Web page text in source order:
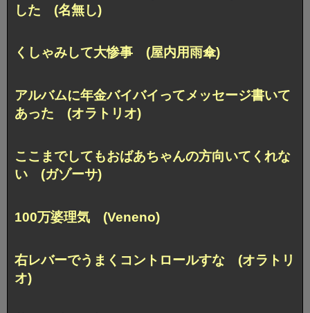
した (名無し)
くしゃみして大惨事 (屋内用雨傘)
アルバムに年金バイバイってメッセージ書いて
あった (オラトリオ)
ここまでしてもおばあちゃんの方向いてくれな
い (ガゾーサ)
100万婆理気 (Veneno)
右レバーでうまくコントロールすな (オラトリ
オ)